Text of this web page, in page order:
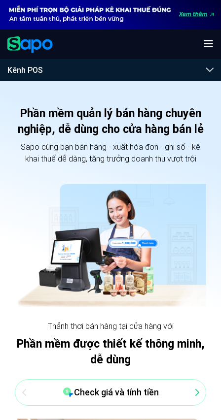
Kênh POS
Phần mềm quản lý bán hàng chuyên
nghiệp, dễ dùng cho cửa hàng bán lẻ
Sapo cùng bạn bán hàng - xuất hóa đơn - ghi sổ - kê
khai thuế dễ dàng, tăng trưởng doanh thu vượt trội
Thảnh thơi bán hàng tại cửa hàng với
Phần mềm được thiết kế thông minh,
dễ dùng
Check giá và tính tiền